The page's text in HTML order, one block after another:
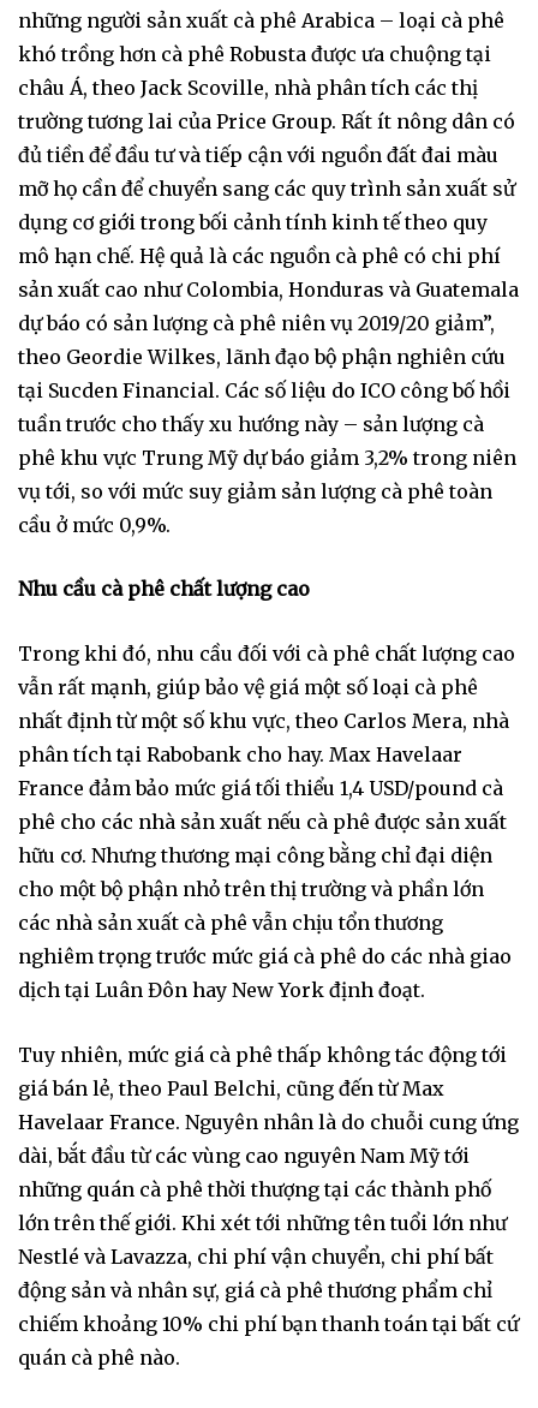
những người sản xuất cà phê Arabica – loại cà phê
khó trồng hơn cà phê Robusta được ưa chuộng tại
châu Á, theo Jack Scoville, nhà phân tích các thị
trường tương lai của Price Group. Rất ít nông dân có
đủ tiền để đầu tư và tiếp cận với nguồn đất đai màu
mỡ họ cần để chuyển sang các quy trình sản xuất sử
dụng cơ giới trong bối cảnh tính kinh tế theo quy
mô hạn chế. Hệ quả là các nguồn cà phê có chi phí
sản xuất cao như Colombia, Honduras và Guatemala
dự báo có sản lượng cà phê niên vụ 2019/20 giảm”,
theo Geordie Wilkes, lãnh đạo bộ phận nghiên cứu
tại Sucden Financial. Các số liệu do ICO công bố hồi
tuần trước cho thấy xu hướng này – sản lượng cà
phê khu vực Trung Mỹ dự báo giảm 3,2% trong niên
vụ tới, so với mức suy giảm sản lượng cà phê toàn
cầu ở mức 0,9%.
Nhu cầu cà phê chất lượng cao
Trong khi đó, nhu cầu đối với cà phê chất lượng cao
vẫn rất mạnh, giúp bảo vệ giá một số loại cà phê
nhất định từ một số khu vực, theo Carlos Mera, nhà
phân tích tại Rabobank cho hay. Max Havelaar
France đảm bảo mức giá tối thiểu 1,4 USD/pound cà
phê cho các nhà sản xuất nếu cà phê được sản xuất
hữu cơ. Nhưng thương mại công bằng chỉ đại diện
cho một bộ phận nhỏ trên thị trường và phần lớn
các nhà sản xuất cà phê vẫn chịu tổn thương
nghiêm trọng trước mức giá cà phê do các nhà giao
dịch tại Luân Đôn hay New York định đoạt.
Tuy nhiên, mức giá cà phê thấp không tác động tới
giá bán lẻ, theo Paul Belchi, cũng đến từ Max
Havelaar France. Nguyên nhân là do chuỗi cung ứng
dài, bắt đầu từ các vùng cao nguyên Nam Mỹ tới
những quán cà phê thời thượng tại các thành phố
lớn trên thế giới. Khi xét tới những tên tuổi lớn như
Nestlé và Lavazza, chi phí vận chuyển, chi phí bất
động sản và nhân sự, giá cà phê thương phẩm chỉ
chiếm khoảng 10% chi phí bạn thanh toán tại bất cứ
quán cà phê nào.